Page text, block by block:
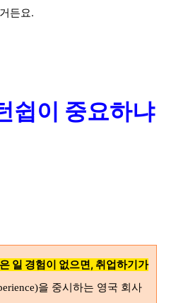
든요.
쉽이 중요하냐
일 경험이 없으면, 취업하기가
을 중시하는 영국 회사